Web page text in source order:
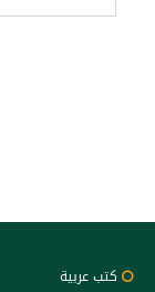
كتب عربية